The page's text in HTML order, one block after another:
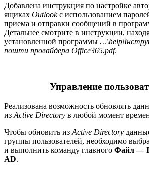
Добавлена инструкция по настройке
ящиках Outlookс использованием
приема и отправки сообщений в
Детальнее смотрите в инструкции,
установленной программы
пошти провайдера Office365.pdf.
Управление
Реализована возможность обновлять
из Active Directory в любой момент
Чтобы обновить из Active Directory
группы пользователей, необходимо
и выполнить команду главного Файл —
AD.